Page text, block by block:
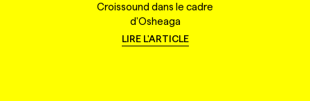
Croissound dans le cadre
d'Osheaga
LIRE L'ARTICLE